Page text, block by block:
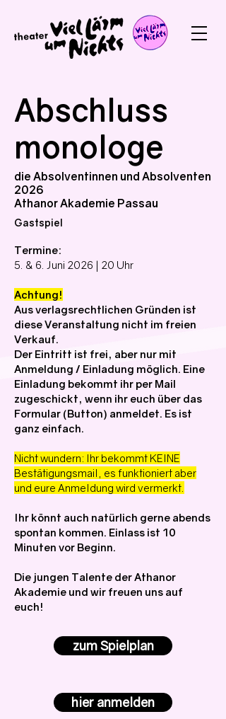
Abschluss
monologe
die Absolventinnen und Absolventen
2026
Athanor Akademie Passau
Gastspiel
Termine:
5. & 6. Juni 2026 | 20 Uhr
Achtung!
Aus verlagsrechtlichen Gründen ist
diese Veranstaltung nicht im freien
Verkauf.
Der Eintritt ist frei, aber nur mit
Anmeldung / Einladung möglich. Eine
Einladung bekommt ihr per Mail
zugeschickt, wenn ihr euch über das
Formular (Button) anmeldet. Es ist
ganz einfach.
Nicht wundern: Ihr bekommt KEINE
Bestätigungsmail, es funktioniert aber
und eure Anmeldung wird vermerkt.
Ihr könnt auch natürlich gerne abends
spontan kommen. Einlass ist 10
Minuten vor Beginn.
Die jungen Talente der Athanor
Akademie und wir freuen uns auf
euch!
zum Spielplan
hier anmelden